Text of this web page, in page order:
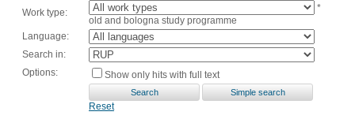
Work type:
*
old and bologna study programme
Language:
Search in:
Options:
Show only hits with full text
Reset